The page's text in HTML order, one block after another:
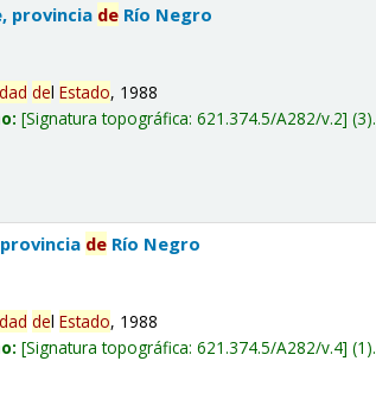
provincia de Río Negro
delEstado, 1988
Signatura topográfica:621.374.5/A282/v.2 (3).
de Río Negro
delEstado, 1988
Signatura topográfica:621.374.5/A282/v.4 (1).